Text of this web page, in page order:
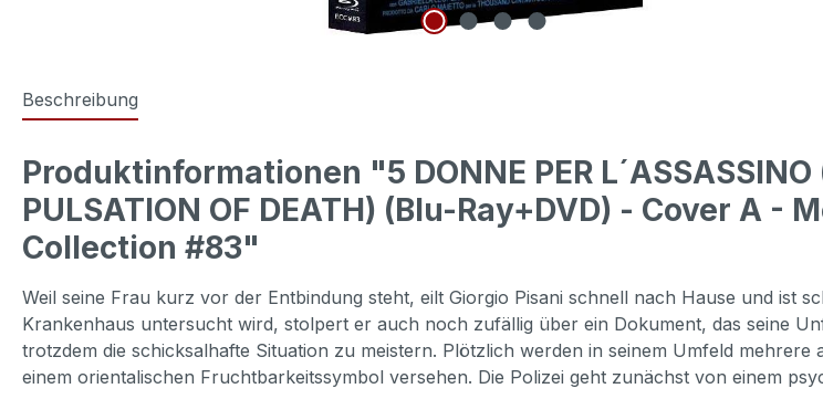
Beschreibung
Produktinformationen "5 DONNE PER L´ASSASSINO
PULSATION OF DEATH) (Blu-Ray+DVD) - Cover A
Collection #83"
Weil seine Frau kurz vor der Entbindung steht, eilt Giorgio Pisani schnell nach Hause und ist
Krankenhaus untersucht wird, stolpert er auch noch zufällig über ein Dokument, das seine
trotzdem die schicksalhafte Situation zu meistern. Plötzlich werden in seinem Umfeld
einem orientalischen Fruchtbarkeitssymbol versehen. Die Polizei geht zunächst von einem